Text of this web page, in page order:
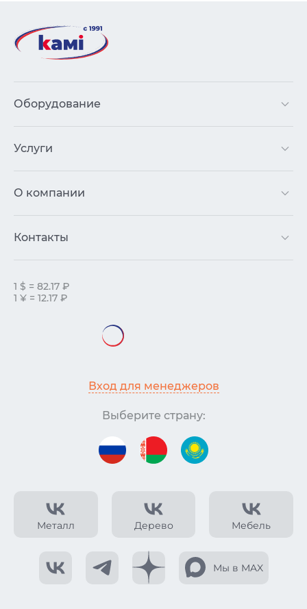
Металл Дерево Мебель
Мы в MAX
Оборудование
Услуги
О компании
Контакты
1 $ = 82.17 ₽
1 ¥ = 12.17 ₽
Вход для менеджеров
Выберите страну: